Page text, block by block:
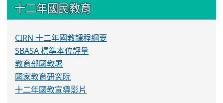
十二年國民教育
CIRN 十二年國教課程綱要
SBASA 標準本位評量
教育部國教署
國家教育研究院
十二年國教宣導影片